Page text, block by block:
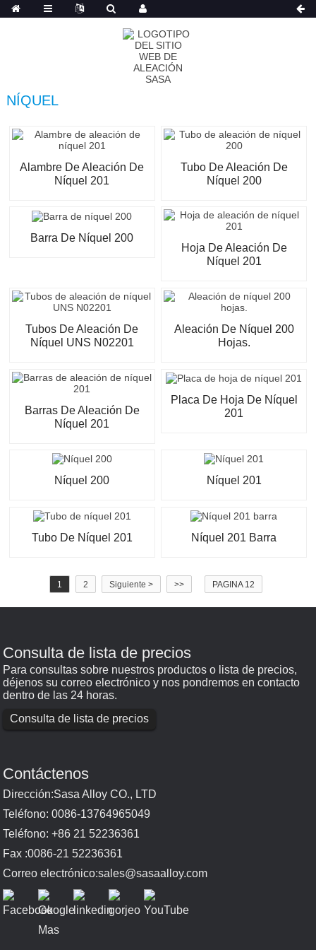
NÍQUEL
Alambre De Aleación De
Níquel 201
Tubo De Aleación De
Níquel 200
Barra De Níquel 200
Hoja De Aleación De
Níquel 201
Tubos De Aleación De
Níquel UNS N02201
Aleación De Níquel 200
Hojas.
Barras De Aleación De
Níquel 201
Placa De Hoja De Níquel
201
Níquel 200 Níquel 201
Tubo De Níquel 201 Níquel 201 Barra
1 2 Siguiente > >> PAGINA 12
Consulta de lista de precios
Para consultas sobre nuestros productos o lista de precios,
déjenos su correo electrónico y nos pondremos en contacto
dentro de las 24 horas.
Consulta de lista de precios
Contáctenos
Dirección:Sasa Alloy CO., LTD
Teléfono: 0086-13764965049
Teléfono: +86 21 52236361
Fax :0086-21 52236361
Correo electrónico:sales@sasaalloy.com